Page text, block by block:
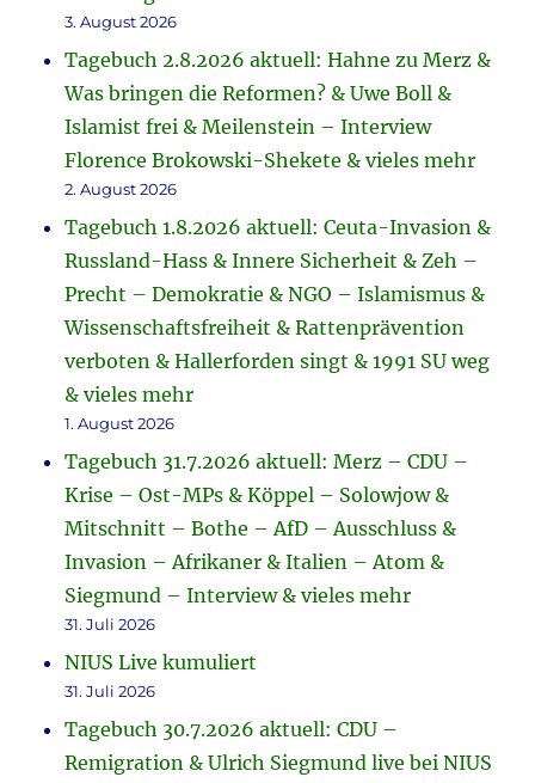
3. August 2026
Tagebuch 2.8.2026 aktuell: Hahne zu Merz &
Was bringen die Reformen? & Uwe Boll &
Islamist frei & Meilenstein – Interview
Florence Brokowski-Shekete & vieles mehr
2. August 2026
Tagebuch 1.8.2026 aktuell: Ceuta-Invasion &
Russland-Hass & Innere Sicherheit & Zeh –
Precht – Demokratie & NGO – Islamismus &
Wissenschaftsfreiheit & Rattenprävention
verboten & Hallerforden singt & 1991 SU weg
& vieles mehr
1. August 2026
Tagebuch 31.7.2026 aktuell: Merz – CDU –
Krise – Ost-MPs & Köppel – Solowjow &
Mitschnitt – Bothe – AfD – Ausschluss &
Invasion – Afrikaner & Italien – Atom &
Siegmund – Interview & vieles mehr
31. Juli 2026
NIUS Live kumuliert
31. Juli 2026
Tagebuch 30.7.2026 aktuell: CDU –
Remigration & Ulrich Siegmund live bei NIUS